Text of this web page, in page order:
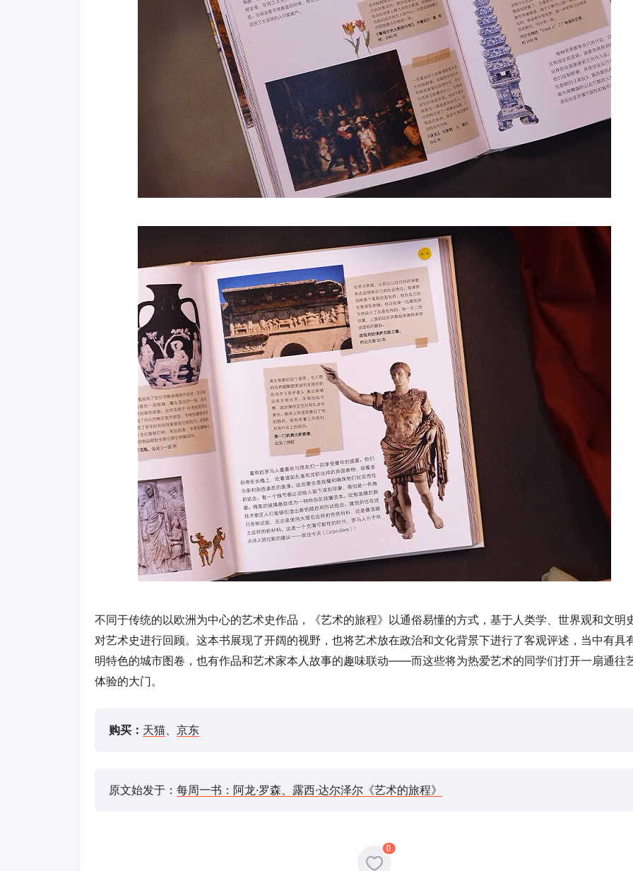
不同于传统的以欧洲为中心的艺术史作品，《艺术的旅程》以通俗易懂的方式，基于人类学、世界观和文明
对艺术史进行回顾。这本书展现了开阔的视野，也将艺术放在政治和文化背景下进行了客观评述，当中有具
明特色的城市图卷，也有作品和艺术家本人故事的趣味联动——而这些将为热爱艺术的同学们打开一扇通往
体验的大门。
购买： 天猫 京东
原文始发于： 每周一书：阿龙·罗森、露西·达尔泽尔《艺术的旅程》
0